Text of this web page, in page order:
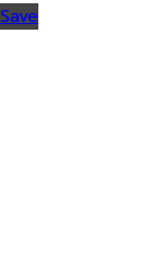
Save